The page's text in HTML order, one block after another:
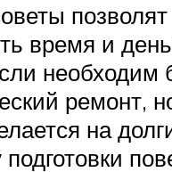
позволят
время и
необходим
ремонт,
на
подготовки